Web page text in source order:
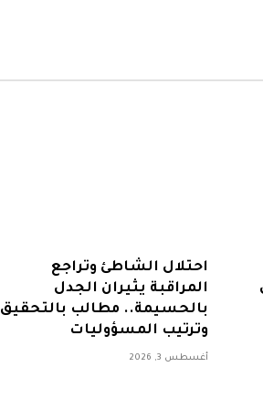
احتلال الشاطئ وتراجع
المراقبة يثيران الجدل
بالحسيمة.. مطالب بالتحقيق
وترتيب المسؤوليات
أغسطس 3, 2026